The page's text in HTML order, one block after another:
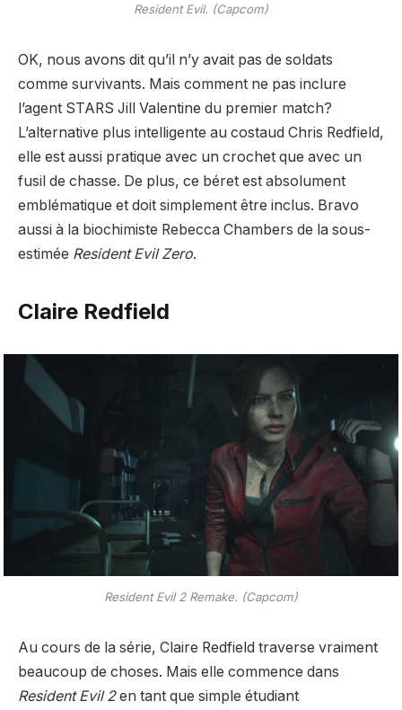
Resident Evil. (Capcom)
OK, nous avons dit qu’il n’y avait pas de soldats
comme survivants. Mais comment ne pas inclure
l’agent STARS Jill Valentine du premier match?
L’alternative plus intelligente au costaud Chris Redfield,
elle est aussi pratique avec un crochet que avec un
fusil de chasse. De plus, ce béret est absolument
emblématique et doit simplement être inclus. Bravo
aussi à la biochimiste Rebecca Chambers de la sous-
estimée Resident Evil Zero.
Claire Redfield
Resident Evil 2 Remake. (Capcom)
Au cours de la série, Claire Redfield traverse vraiment
beaucoup de choses. Mais elle commence dans
Resident Evil 2en tant que simple étudiant